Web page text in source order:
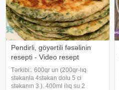
Pendirli, göyərtili fəsəlinin
resepti - Video resept
Tərkibi:. 600qr un (200qr-lıq
stəkanla 4stəkan dolu 5 ci
stəkanın 3 ). 400ml ilıq su 2